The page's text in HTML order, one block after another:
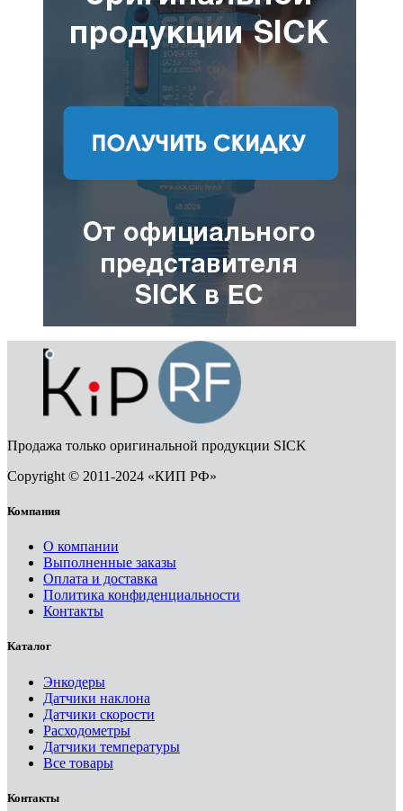
Продажа только оригинальной продукции SICK
Copyright © 2011-2024 «КИП РФ»
Компания
О компании
Выполненные заказы
Оплата и доставка
Политика конфиденциальности
Контакты
Каталог
Энкодеры
Датчики наклона
Датчики скорости
Расходометры
Датчики температуры
Все товары
Контакты